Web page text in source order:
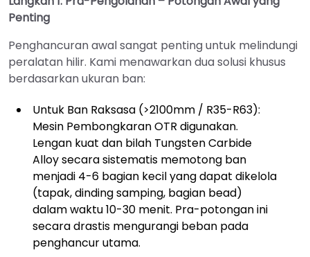
Penting
Penghancuran awal sangat penting untuk melindungi
peralatan hilir. Kami menawarkan dua solusi khusus
berdasarkan ukuran ban:
Untuk Ban Raksasa (>2100mm / R35-R63):
Mesin Pembongkaran OTR digunakan.
Lengan kuat dan bilah Tungsten Carbide
Alloy secara sistematis memotong ban
menjadi 4-6 bagian kecil yang dapat dikelola
(tapak, dinding samping, bagian bead)
dalam waktu 10-30 menit. Pra-potongan ini
secara drastis mengurangi beban pada
penghancur utama.